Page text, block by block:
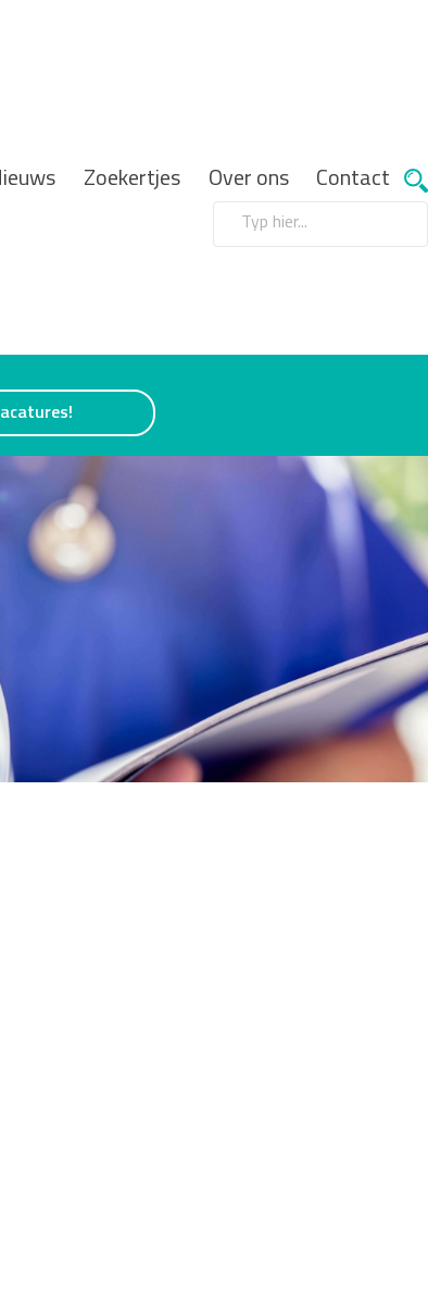
Zoekertjes Over ons Contact